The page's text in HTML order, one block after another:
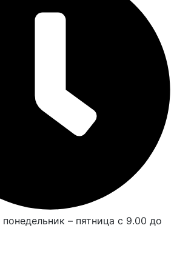
– пятница с 9.00 до